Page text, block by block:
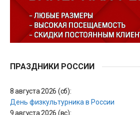
ПРАЗДНИКИ РОССИИ
8 августа 2026 (сб):
День физкультурника в России
9 августа 2026 (вс):